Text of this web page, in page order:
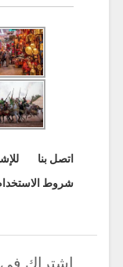
اتصل بنا
شروط
اشتراك في